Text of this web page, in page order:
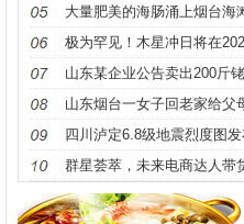
我是一名经验丰富的急诊护
公婚礼前感冒了
大量肥美的海肠涌上烟台海
称“海鲜之王”！市民:感谢大
恩赐
极为罕见！木星冲日将在
演，错过这次机会得再等
山东某企业公告卖出200斤铑
价格高达3.4亿，世界上最贵
山东烟台一女子回老家给父
饭，结果将土炕烧成“仙境”
四川泸定6.8级地震烈度图发
最高烈度9度是什么概念
群星荟萃，未来电商达人带
在广州成功举办